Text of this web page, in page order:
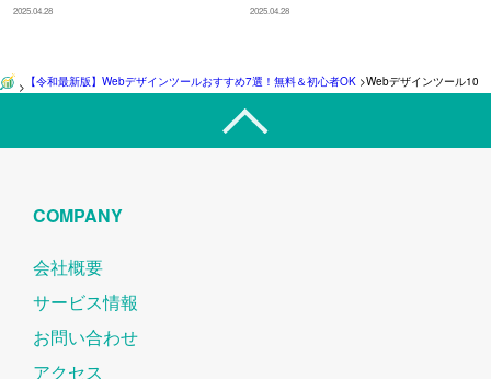
2025.04.28 2025.04.28
> 【令和最新版】Webデザインツールおすすめ7選！無料＆初心者OK>Webデザインツール10
COMPANY
会社概要
サービス情報
お問い合わせ
アクセス